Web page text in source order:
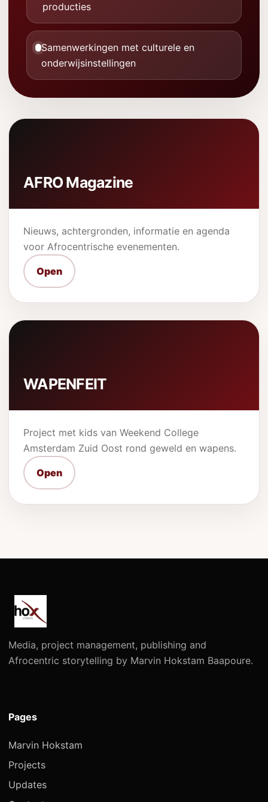
producties
Samenwerkingen met culturele en
onderwijsinstellingen
AFRO Magazine
Nieuws, achtergronden, informatie en agenda
voor Afrocentrische evenementen.
Open
WAPENFEIT
Project met kids van Weekend College
Amsterdam Zuid Oost rond geweld en wapens.
Open
Media, project management, publishing and
Afrocentric storytelling by Marvin Hokstam Baapoure.
Pages
Marvin Hokstam
Projects
Updates